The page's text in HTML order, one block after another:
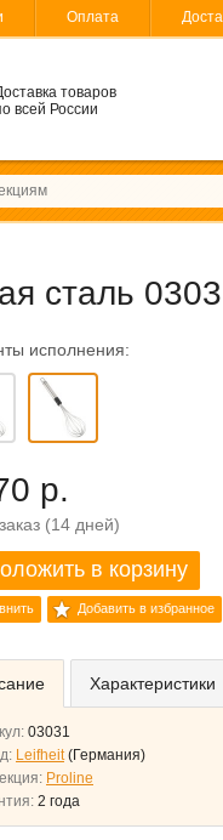
Оплата
товаров
всей России
сталь
исполнения:
р.
(14 дней)
в корзину
Добавить в избранное
Характеристики
03031
Leifheit (Германия)
Proline
2 года